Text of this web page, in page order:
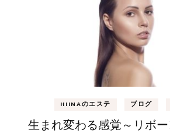
HIINAのエステ ブログ
生まれ変わる感覚～リボー